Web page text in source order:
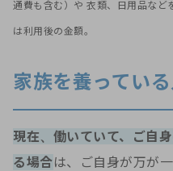
通費も含む）や 衣類、日用品など
は利用後の金額。
家族を養ってい
現在、働いていて、ご自
る場合は、ご自身が万が